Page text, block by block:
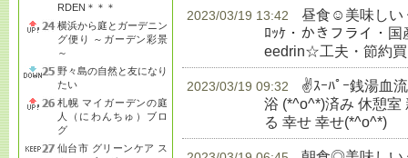
RDEN＊＊＊
横浜から庭とガーデニン
グ便り ～ガーデン彩景
～
野々島の自然と友になり
たい
札幌 マイガーデンの庭
人（にわんちゅ）ブロ
グ
仙台市 グリーンケア ス
2023/03/19 13:42
昼食☺美味しい
ﾛｯｹ・かきフライ・国
eedrin☆工夫・節約買
2023/03/19 09:32
✌ｽｰﾊﾟｰ銭湯血
浴 (*^o^*)済み 休憩室
る 幸せ 幸せ(*^o^*)